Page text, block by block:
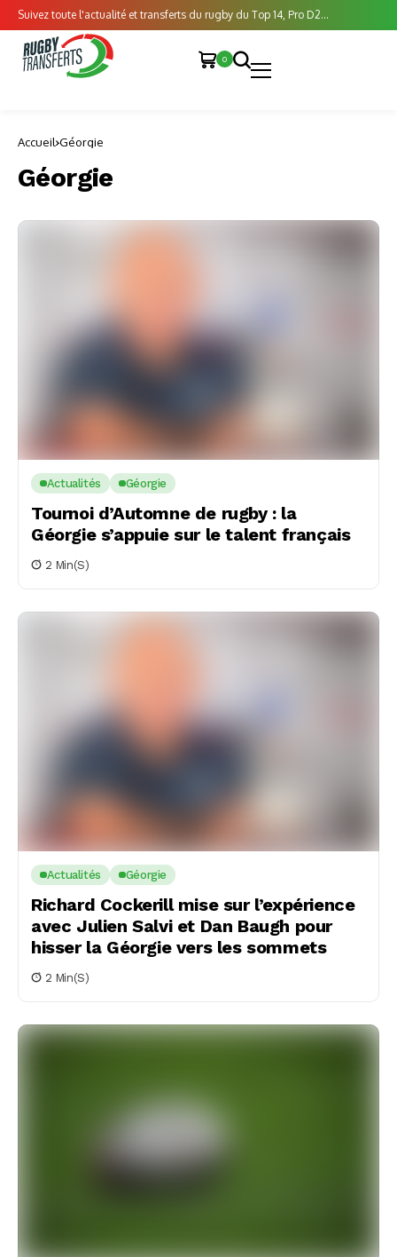
Suivez toute l'actualité et transferts du rugby du Top 14, Pro D2...
0
Accueil Géorgie
Géorgie
Actualités Géorgie
Tournoi d’Automne de rugby : la
Géorgie s’appuie sur le talent français
2 Min(s)
Actualités Géorgie
Richard Cockerill mise sur l’expérience
avec Julien Salvi et Dan Baugh pour
hisser la Géorgie vers les sommets
2 Min(s)